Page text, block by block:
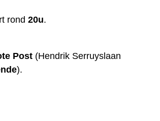
rond 20u.
Post (Hendrik Serruyslaan
).